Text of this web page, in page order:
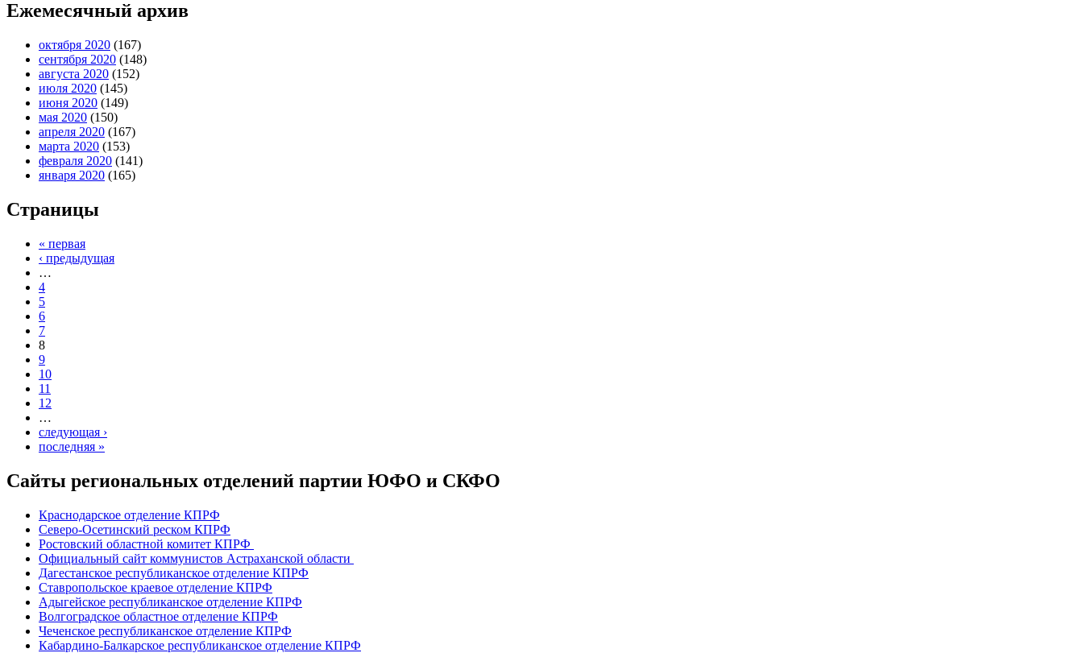
Ежемесячный архив
октября 2020 (167)
сентября 2020 (148)
августа 2020 (152)
июля 2020 (145)
июня 2020 (149)
мая 2020 (150)
апреля 2020 (167)
марта 2020 (153)
февраля 2020 (141)
января 2020 (165)
Страницы
« первая
‹ предыдущая
…
4
5
6
7
8
9
10
11
12
…
следующая ›
последняя »
Сайты региональных отделений партии ЮФО и СКФО
Краснодарское отделение КПРФ
Северо-Осетинский реском КПРФ
Ростовский областной комитет КПРФ
Официальный сайт коммунистов Астраханской области
Дагестанское республиканское отделение КПРФ
Ставропольское краевое отделение КПРФ
Адыгейское республиканское отделение КПРФ
Волгоградское областное отделение КПРФ
Чеченское республиканское отделение КПРФ
Кабардино-Балкарское республиканское отделение КПРФ